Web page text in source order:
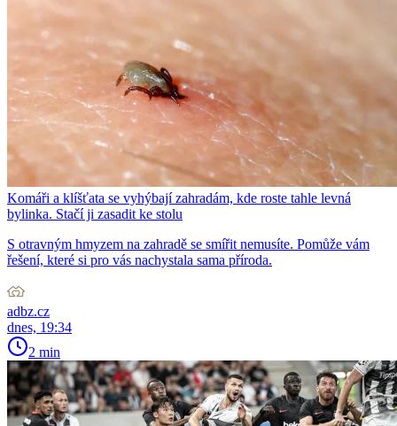
Komáři a klíšťata se vyhýbají zahradám, kde roste tahle levná
bylinka. Stačí ji zasadit ke stolu
S otravným hmyzem na zahradě se smířit nemusíte. Pomůže vám
řešení, které si pro vás nachystala sama příroda.
adbz.cz
dnes, 19:34
2 min